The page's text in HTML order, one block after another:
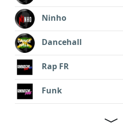
Ninho
Dancehall
Rap FR
Funk